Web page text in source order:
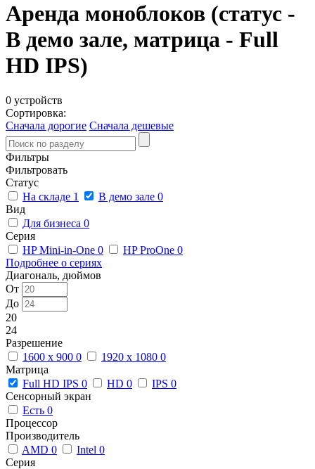
Аренда моноблоков (статус -
В демо зале, матрица - Full
HD IPS)
0 устройств
Сортировка:
Сначала дорогие Сначала дешевые
Фильтры
Фильтровать
Статус
На складе 1 В демо зале 0
Вид
Для бизнеса 0
Серия
HP Mini-in-One 0 HP ProOne 0
Подробнее о сериях
Диагональ, дюймов
От
До
20
24
Разрешение
1600 x 900 0 1920 x 1080 0
Матрица
Full HD IPS 0 HD 0 IPS 0
Сенсорный экран
Есть 0
Процессор
Производитель
AMD 0 Intel 0
Серия